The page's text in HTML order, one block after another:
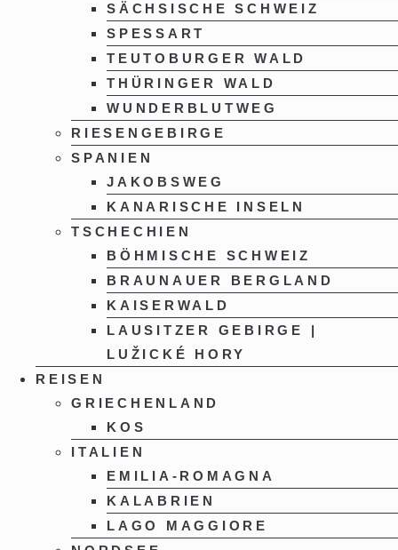
SÄCHSISCHE SCHWEIZ
SPESSART
TEUTOBURGER WALD
THÜRINGER WALD
WUNDERBLUTWEG
RIESENGEBIRGE
SPANIEN
JAKOBSWEG
KANARISCHE INSELN
TSCHECHIEN
BÖHMISCHE SCHWEIZ
BRAUNAUER BERGLAND
KAISERWALD
LAUSITZER GEBIRGE |
LUŽICKÉ HORY
REISEN
GRIECHENLAND
KOS
ITALIEN
EMILIA-ROMAGNA
KALABRIEN
LAGO MAGGIORE